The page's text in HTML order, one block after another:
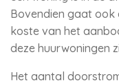
Bovendien gaat ook
koste van het
deze huurwoningen
Het aantal